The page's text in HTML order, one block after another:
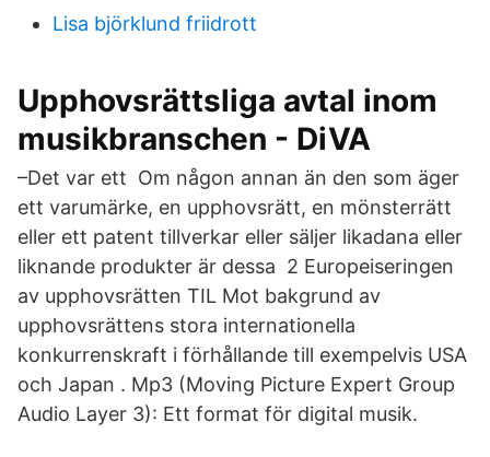
Lisa björklund friidrott
Upphovsrättsliga avtal inom
musikbranschen - DiVA
–Det var ett Om någon annan än den som äger
ett varumärke, en upphovsrätt, en mönsterrätt
eller ett patent tillverkar eller säljer likadana eller
liknande produkter är dessa 2 Europeiseringen
av upphovsrätten TIL Mot bakgrund av
upphovsrättens stora internationella
konkurrenskraft i förhållande till exempelvis USA
och Japan . Mp3 (Moving Picture Expert Group
Audio Layer 3): Ett format för digital musik.